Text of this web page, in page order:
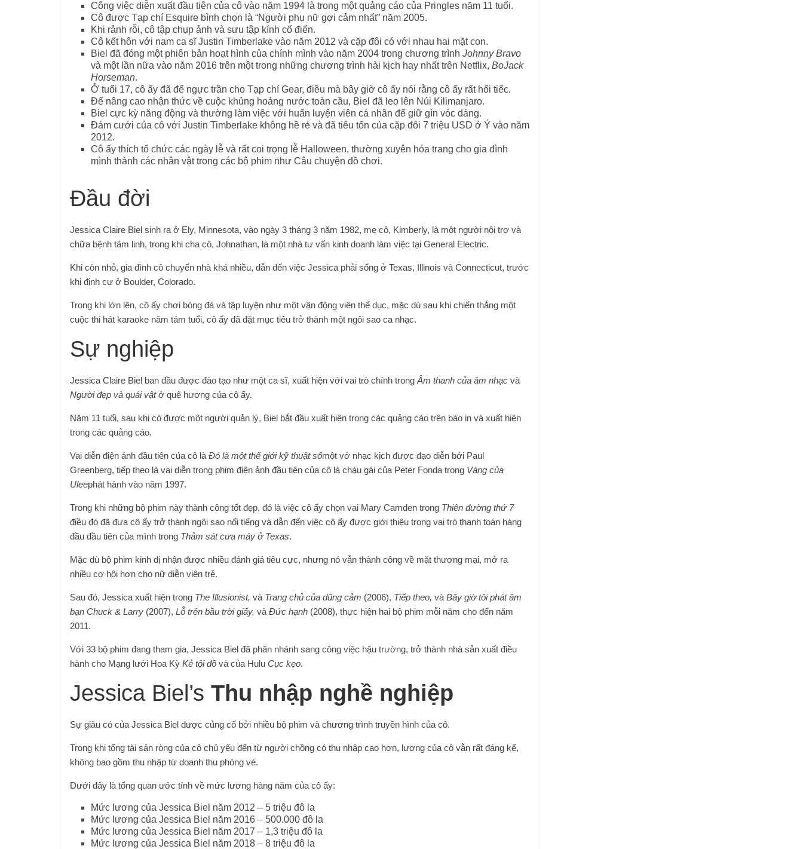
Công việc diễn xuất đầu tiên của cô vào năm 1994 là trong một quảng cáo của Pringles năm 11 tuổi.
Cô được Tạp chí Esquire bình chọn là “Người phụ nữ gợi cảm nhất” năm 2005.
Khi rảnh rỗi, cô tập chụp ảnh và sưu tập kính cổ điển.
Cô kết hôn với nam ca sĩ Justin Timberlake vào năm 2012 và cặp đôi có với nhau hai mặt con.
Biel đã đóng một phiên bản hoạt hình của chính mình vào năm 2004 trong chương trình Johnny Bravo
và một lần nữa vào năm 2016 trên một trong những chương trình hài kịch hay nhất trên Netflix, BoJack
Horseman.
Ở tuổi 17, cô ấy đã để ngực trần cho Tạp chí Gear, điều mà bây giờ cô ấy nói rằng cô ấy rất hối tiếc.
Để nâng cao nhận thức về cuộc khủng hoảng nước toàn cầu, Biel đã leo lên Núi Kilimanjaro.
Biel cực kỳ năng động và thường làm việc với huấn luyện viên cá nhân để giữ gìn vóc dáng.
Đám cưới của cô với Justin Timberlake không hề rẻ và đã tiêu tốn của cặp đôi 7 triệu USD ở Ý vào năm
2012.
Cô ấy thích tổ chức các ngày lễ và rất coi trọng lễ Halloween, thường xuyên hóa trang cho gia đình
mình thành các nhân vật trong các bộ phim như Câu chuyện đồ chơi.
Đầu đời
Jessica Claire Biel sinh ra ở Ely, Minnesota, vào ngày 3 tháng 3 năm 1982, mẹ cô, Kimberly, là một người nội trợ và
chữa bệnh tâm linh, trong khi cha cô, Johnathan, là một nhà tư vấn kinh doanh làm việc tại General Electric.
Khi còn nhỏ, gia đình cô chuyển nhà khá nhiều, dẫn đến việc Jessica phải sống ở Texas, Illinois và Connecticut, trước
khi định cư ở Boulder, Colorado.
Trong khi lớn lên, cô ấy chơi bóng đá và tập luyện như một vận động viên thể dục, mặc dù sau khi chiến thắng một
cuộc thi hát karaoke năm tám tuổi, cô ấy đã đặt mục tiêu trở thành một ngôi sao ca nhạc.
Sự nghiệp
Jessica Claire Biel ban đầu được đào tạo như một ca sĩ, xuất hiện với vai trò chính trong Âm thanh của âm nhạc và
Người đẹp và quái vậtở quê hương của cô ấy.
Năm 11 tuổi, sau khi có được một người quản lý, Biel bắt đầu xuất hiện trong các quảng cáo trên báo in và xuất hiện
trong các quảng cáo.
Vai diễn điện ảnh đầu tiên của cô là Đó là một thế giới kỹ thuật sốmột vở nhạc kịch được đạo diễn bởi Paul
Greenberg, tiếp theo là vai diễn trong phim điện ảnh đầu tiên của cô là cháu gái của Peter Fonda trong Vàng của
Uleephát hành vào năm 1997.
Trong khi những bộ phim này thành công tốt đẹp, đó là việc cô ấy chọn vai Mary Camden trong Thiên đường thứ 7
điều đó đã đưa cô ấy trở thành ngôi sao nổi tiếng và dẫn đến việc cô ấy được giới thiệu trong vai trò thanh toán hàng
đầu đầu tiên của mình trong Thảm sát cưa máy ở Texas.
Mặc dù bộ phim kinh dị nhận được nhiều đánh giá tiêu cực, nhưng nó vẫn thành công về mặt thương mại, mở ra
nhiều cơ hội hơn cho nữ diễn viên trẻ.
Sau đó, Jessica xuất hiện trong The Illusionist, và Trang chủ của dũng cảm (2006), Tiếp theo, và Bây giờ tôi phát âm
bạn Chuck & Larry (2007), Lỗ trên bầu trời giấy, và Đức hạnh (2008), thực hiện hai bộ phim mỗi năm cho đến năm
2011.
Với 33 bộ phim đang tham gia, Jessica Biel đã phân nhánh sang công việc hậu trường, trở thành nhà sản xuất điều
hành cho Mạng lưới Hoa Kỳ Kẻ tội đồ và của Hulu Cục kẹo.
Jessica Biel’s Thu nhập nghề nghiệp
Sự giàu có của Jessica Biel được củng cố bởi nhiều bộ phim và chương trình truyền hình của cô.
Trong khi tổng tài sản ròng của cô chủ yếu đến từ người chồng có thu nhập cao hơn, lương của cô vẫn rất đáng kể,
không bao gồm thu nhập từ doanh thu phòng vé.
Dưới đây là tổng quan ước tính về mức lương hàng năm của cô ấy:
Mức lương của Jessica Biel năm 2012 – 5 triệu đô la
Mức lương của Jessica Biel năm 2016 – 500.000 đô la
Mức lương của Jessica Biel năm 2017 – 1,3 triệu đô la
Mức lương của Jessica Biel năm 2018 – 8 triệu đô la